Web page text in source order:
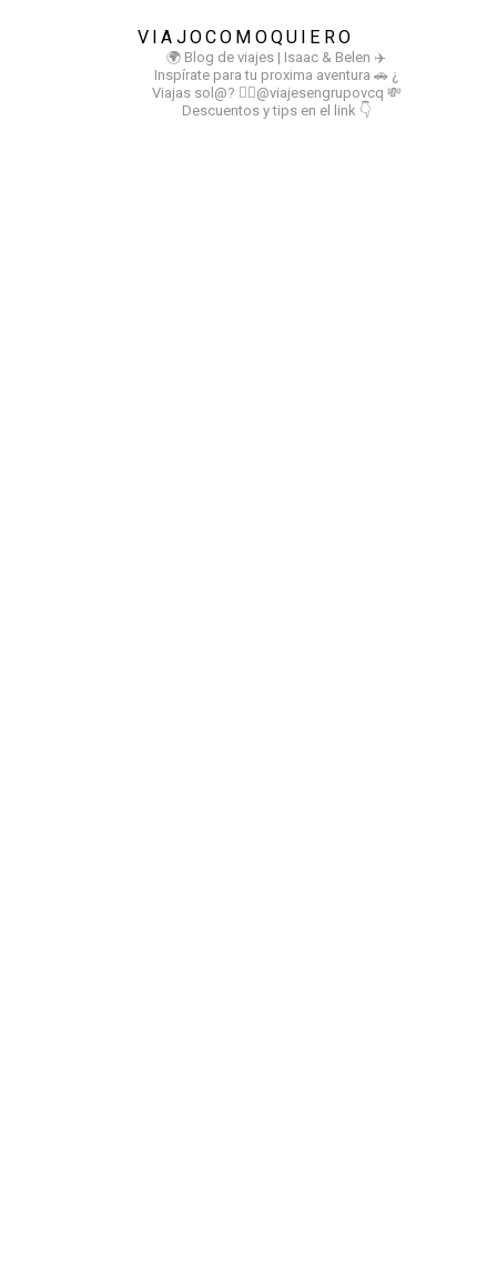
VIAJOCOMOQUIERO
🌍 Blog de viajes | Isaac & Belen ✈️
Inspírate para tu proxima aventura 🚗 ¿
Viajas sol@? 👉🏻@viajesengrupovcq 💸
Descuentos y tips en el link 👇